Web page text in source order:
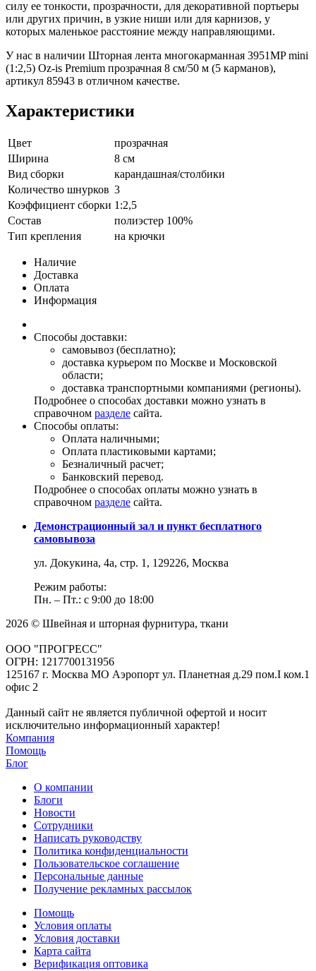
силу ее тонкости, прозрачности, для декоративной портьеры
или других причин, в узкие ниши или для карнизов, у
которых маленькое расстояние между направляющими.
У нас в наличии Шторная лента многокарманная 3951MP mini
(1:2,5) Oz-is Premium прозрачная 8 см/50 м (5 карманов),
артикул 85943 в отличном качестве.
Характеристики
Цвет
прозрачная
Ширина
8 см
Вид сборки
карандашная/столбики
Количество шнурков 3
Коэффициент сборки 1:2,5
Состав
полиэстер 100%
Тип крепления
на крючки
Наличие
Доставка
Оплата
Информация
Способы доставки:
самовывоз (бесплатно);
доставка курьером по Москве и Московской
области;
доставка транспортными компаниями (регионы).
Подробнее о способах доставки можно узнать в
справочном разделе сайта.
Способы оплаты:
Оплата наличными;
Оплата пластиковыми картами;
Безналичный расчет;
Банковский перевод.
Подробнее о способах оплаты можно узнать в
справочном разделе сайта.
Демонстрационный зал и пункт бесплатного
самовывоза
ул. Докукина, 4а, стр. 1, 129226, Москва
Режим работы:
Пн. – Пт.: с 9:00 до 18:00
2026 © Швейная и шторная фурнитура, ткани
ООО "ПРОГРЕСС"
ОГРН: 1217700131956
125167 г. Москва МО Аэропорт ул. Планетная д.29 пом.I ком.1
офис 2
Данный сайт не является публичной офертой и носит
исключительно информационный характер!
Компания
Помощь
Блог
О компании
Блоги
Новости
Сотрудники
Написать руководству
Политика конфиденциальности
Пользовательское соглашение
Персональные данные
Получение рекламных рассылок
Помощь
Условия оплаты
Условия доставки
Карта сайта
Верификация оптовика